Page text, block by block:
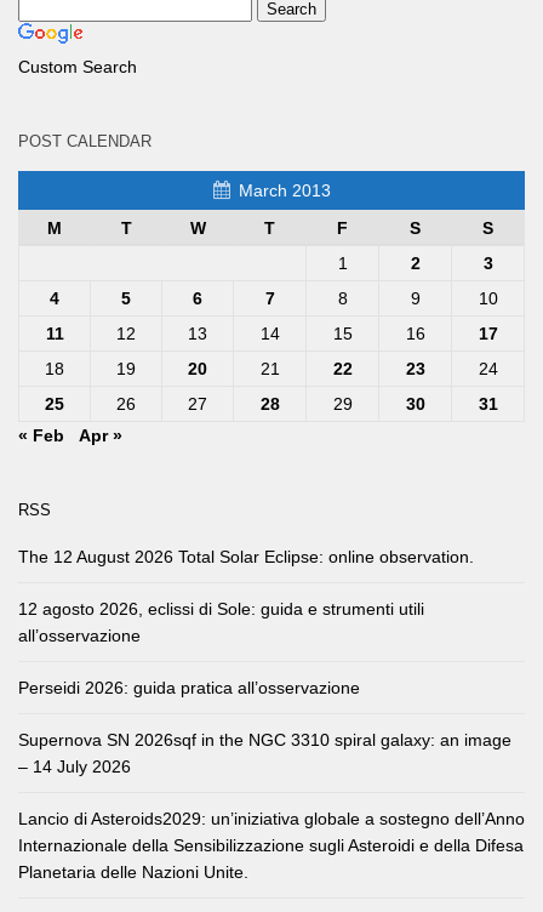
Custom Search
POST CALENDAR
March 2013
M
T W T F S
S
1
2
3
4
5 6 7 8 9
10
11
12 13 14 15 16
17
18
19 20 21 22 23
24
25
26 27 28 29 30
31
« Feb
Apr »
RSS
The 12 August 2026 Total Solar Eclipse: online observation.
12 agosto 2026, eclissi di Sole: guida e strumenti utili
all’osservazione
Perseidi 2026: guida pratica all’osservazione
Supernova SN 2026sqf in the NGC 3310 spiral galaxy: an image
– 14 July 2026
Lancio di Asteroids2029: un’iniziativa globale a sostegno dell’Anno
Internazionale della Sensibilizzazione sugli Asteroidi e della Difesa
Planetaria delle Nazioni Unite.